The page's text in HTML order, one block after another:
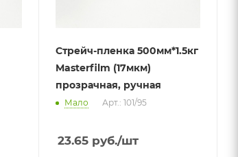
Стрейч-пленка 500мм*1.5кг
Masterfilm (17мкм)
прозрачная, ручная
Мало Арт.: 101/95
23.65 руб./шт